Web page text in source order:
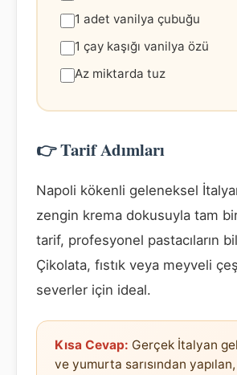
1 adet vanilya çubuğu
1 çay kaşığı vanilya özü
Az miktarda tuz
👉 Tarif Adımları
Napoli kökenli geleneksel
zengin krema dokusuyla tam
tarif, profesyonel pastacıların
Çikolata, fıstık veya meyveli
severler için ideal.
Kısa Cevap: Gerçek İtalyan
ve yumurta sarısından